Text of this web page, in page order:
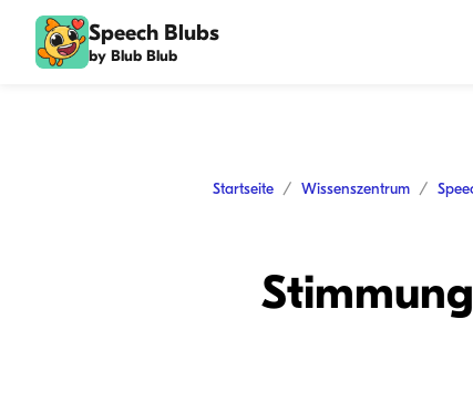
Speech Blubs
by Blub Blub
Startseite Wissenszentrum